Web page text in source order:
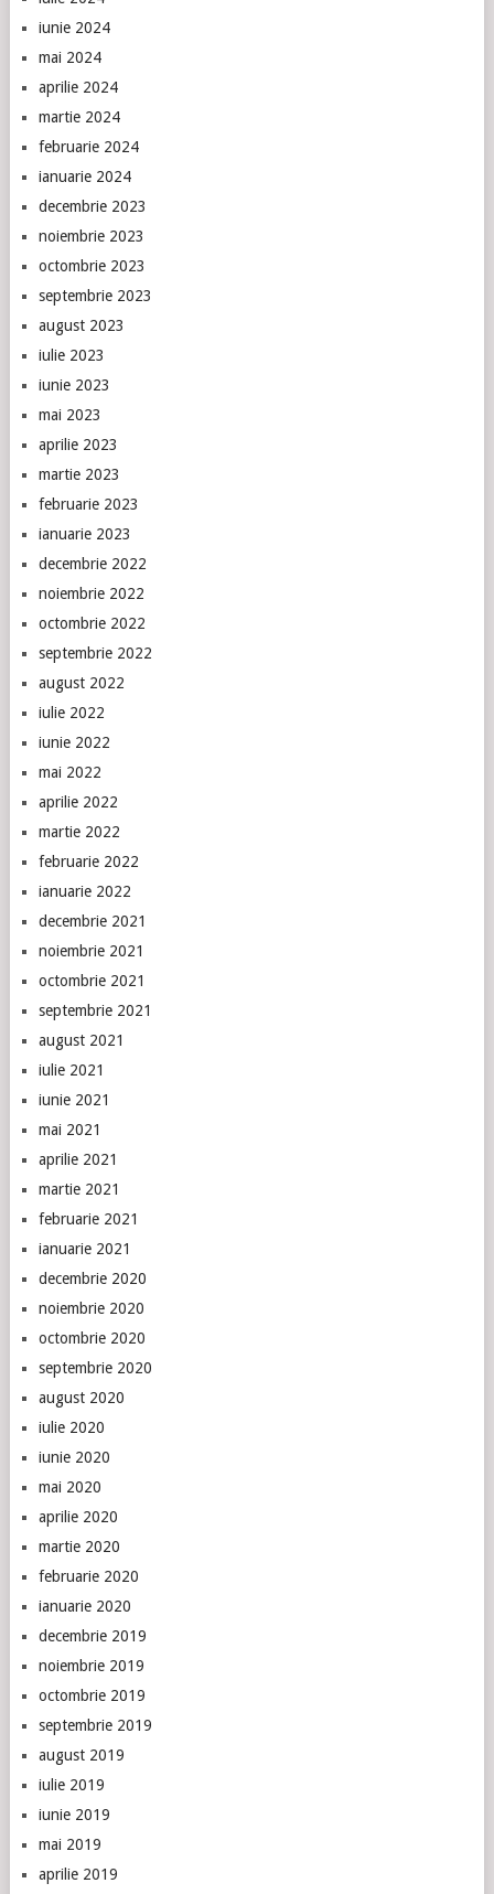
iunie 2024
mai 2024
aprilie 2024
martie 2024
februarie 2024
ianuarie 2024
decembrie 2023
noiembrie 2023
octombrie 2023
septembrie 2023
august 2023
iulie 2023
iunie 2023
mai 2023
aprilie 2023
martie 2023
februarie 2023
ianuarie 2023
decembrie 2022
noiembrie 2022
octombrie 2022
septembrie 2022
august 2022
iulie 2022
iunie 2022
mai 2022
aprilie 2022
martie 2022
februarie 2022
ianuarie 2022
decembrie 2021
noiembrie 2021
octombrie 2021
septembrie 2021
august 2021
iulie 2021
iunie 2021
mai 2021
aprilie 2021
martie 2021
februarie 2021
ianuarie 2021
decembrie 2020
noiembrie 2020
octombrie 2020
septembrie 2020
august 2020
iulie 2020
iunie 2020
mai 2020
aprilie 2020
martie 2020
februarie 2020
ianuarie 2020
decembrie 2019
noiembrie 2019
octombrie 2019
septembrie 2019
august 2019
iulie 2019
iunie 2019
mai 2019
aprilie 2019